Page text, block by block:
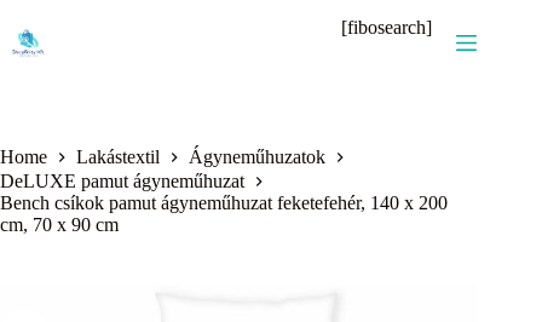
content
[fibosearch]
Home Lakástextil
Ágyneműhuzatok
DeLUXE pamut ágyneműhuzat
Bench csíkok pamut ágyneműhuzat feketefehér, 140 x 200
cm, 70 x 90 cm